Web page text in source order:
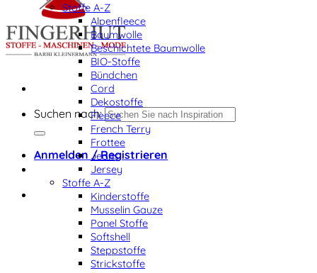
Suchen nach:
Anmelden / Registrieren
Stoffe A-Z
Alpenfleece
Baumwolle
Beschichtete Baumwolle
BIO-Stoffe
Bündchen
Cord
Dekostoffe
Fleece
French Terry
Frottee
Jeans
Jersey
Stoffe A-Z
Kinderstoffe
Musselin Gauze
Panel Stoffe
Softshell
Steppstoffe
Strickstoffe